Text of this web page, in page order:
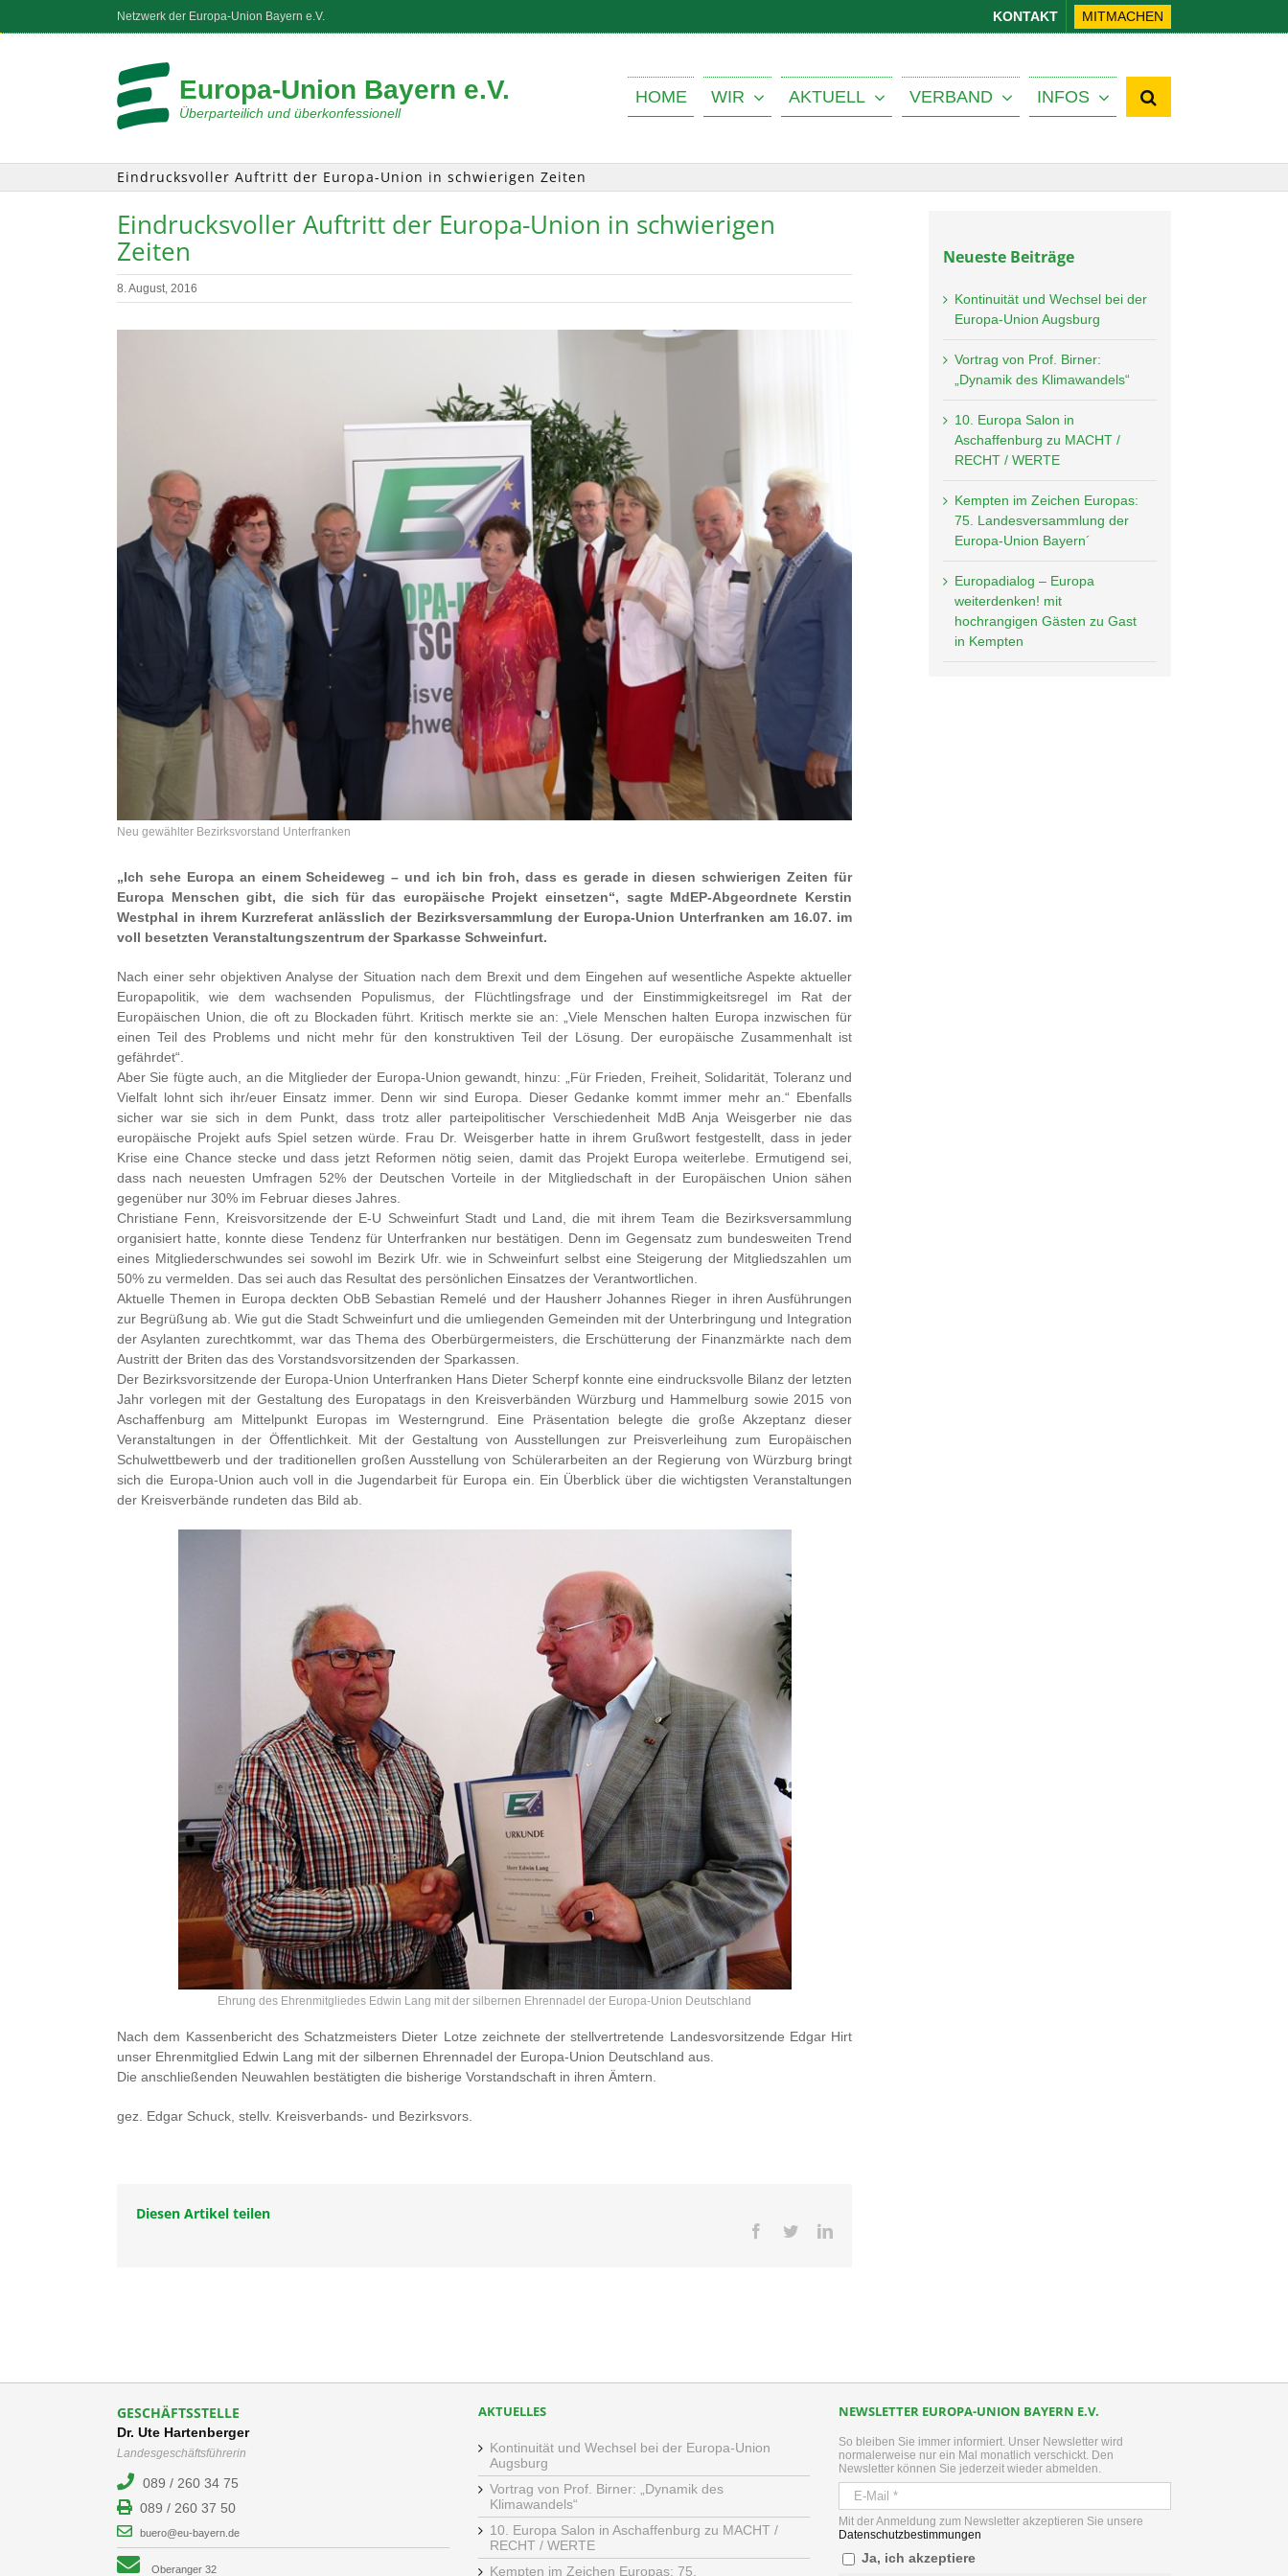
Netzwerk der Europa-Union Bayern e.V. KONTAKT MITMACHEN
Europa-Union Bayern e.V.
Überparteilich und überkonfessionell
HOME WIR AKTUELL VERBAND INFOS
Eindrucksvoller Auftritt der Europa-Union in schwierigen Zeiten
Eindrucksvoller Auftritt der Europa-Union in schwierigen
Zeiten
8. August, 2016
Neu gewählter Bezirksvorstand Unterfranken
„Ich sehe Europa an einem Scheideweg – und ich bin froh, dass es gerade in diesen schwierigen Zeiten für
Europa Menschen gibt, die sich für das europäische Projekt einsetzen“, sagte MdEP-Abgeordnete Kerstin
Westphal in ihrem Kurzreferat anlässlich der Bezirksversammlung der Europa-Union Unterfranken am 16.07. im
voll besetzten Veranstaltungszentrum der Sparkasse Schweinfurt.
Nach einer sehr objektiven Analyse der Situation nach dem Brexit und dem Eingehen auf wesentliche Aspekte aktueller
Europapolitik, wie dem wachsenden Populismus, der Flüchtlingsfrage und der Einstimmigkeitsregel im Rat der
Europäischen Union, die oft zu Blockaden führt. Kritisch merkte sie an: „Viele Menschen halten Europa inzwischen für
einen Teil des Problems und nicht mehr für den konstruktiven Teil der Lösung. Der europäische Zusammenhalt ist
gefährdet“.
Aber Sie fügte auch, an die Mitglieder der Europa-Union gewandt, hinzu: „Für Frieden, Freiheit, Solidarität, Toleranz und
Vielfalt lohnt sich ihr/euer Einsatz immer. Denn wir sind Europa. Dieser Gedanke kommt immer mehr an.“ Ebenfalls
sicher war sie sich in dem Punkt, dass trotz aller parteipolitischer Verschiedenheit MdB Anja Weisgerber nie das
europäische Projekt aufs Spiel setzen würde. Frau Dr. Weisgerber hatte in ihrem Grußwort festgestellt, dass in jeder
Krise eine Chance stecke und dass jetzt Reformen nötig seien, damit das Projekt Europa weiterlebe. Ermutigend sei,
dass nach neuesten Umfragen 52% der Deutschen Vorteile in der Mitgliedschaft in der Europäischen Union sähen
gegenüber nur 30% im Februar dieses Jahres.
Christiane Fenn, Kreisvorsitzende der E-U Schweinfurt Stadt und Land, die mit ihrem Team die Bezirksversammlung
organisiert hatte, konnte diese Tendenz für Unterfranken nur bestätigen. Denn im Gegensatz zum bundesweiten Trend
eines Mitgliederschwundes sei sowohl im Bezirk Ufr. wie in Schweinfurt selbst eine Steigerung der Mitgliedszahlen um
50% zu vermelden. Das sei auch das Resultat des persönlichen Einsatzes der Verantwortlichen.
Aktuelle Themen in Europa deckten ObB Sebastian Remelé und der Hausherr Johannes Rieger in ihren Ausführungen
zur Begrüßung ab. Wie gut die Stadt Schweinfurt und die umliegenden Gemeinden mit der Unterbringung und Integration
der Asylanten zurechtkommt, war das Thema des Oberbürgermeisters, die Erschütterung der Finanzmärkte nach dem
Austritt der Briten das des Vorstandsvorsitzenden der Sparkassen.
Der Bezirksvorsitzende der Europa-Union Unterfranken Hans Dieter Scherpf konnte eine eindrucksvolle Bilanz der letzten
Jahr vorlegen mit der Gestaltung des Europatags in den Kreisverbänden Würzburg und Hammelburg sowie 2015 von
Aschaffenburg am Mittelpunkt Europas im Westerngrund. Eine Präsentation belegte die große Akzeptanz dieser
Veranstaltungen in der Öffentlichkeit. Mit der Gestaltung von Ausstellungen zur Preisverleihung zum Europäischen
Schulwettbewerb und der traditionellen großen Ausstellung von Schülerarbeiten an der Regierung von Würzburg bringt
sich die Europa-Union auch voll in die Jugendarbeit für Europa ein. Ein Überblick über die wichtigsten Veranstaltungen
der Kreisverbände rundeten das Bild ab.
Ehrung des Ehrenmitgliedes Edwin Lang mit der silbernen Ehrennadel der Europa-Union Deutschland
Nach dem Kassenbericht des Schatzmeisters Dieter Lotze zeichnete der stellvertretende Landesvorsitzende Edgar Hirt
unser Ehrenmitglied Edwin Lang mit der silbernen Ehrennadel der Europa-Union Deutschland aus.
Die anschließenden Neuwahlen bestätigten die bisherige Vorstandschaft in ihren Ämtern.
gez. Edgar Schuck, stellv. Kreisverbands- und Bezirksvors.
Diesen Artikel teilen
Facebook
TwitterLinkedIn
Neueste Beiträge
Kontinuität und Wechsel bei der
Europa-Union Augsburg
Vortrag von Prof. Birner:
„Dynamik des Klimawandels“
10. Europa Salon in
Aschaffenburg zu MACHT /
RECHT / WERTE
Kempten im Zeichen Europas:
75. Landesversammlung der
Europa-Union Bayern´
Europadialog – Europa
weiterdenken! mit
hochrangigen Gästen zu Gast
in Kempten
GESCHÄFTSSTELLE
Dr. Ute Hartenberger
Landesgeschäftsführerin
089 / 260 34 75
089 / 260 37 50
buero@eu-bayern.de
Oberanger 32
AKTUELLES
Kontinuität und Wechsel bei der Europa-Union
Augsburg
Vortrag von Prof. Birner: „Dynamik des
Klimawandels“
10. Europa Salon in Aschaffenburg zu MACHT /
RECHT / WERTE
Kempten im Zeichen Europas: 75.
NEWSLETTER EUROPA-UNION BAYERN E.V.
So bleiben Sie immer informiert. Unser Newsletter wird
normalerweise nur ein Mal monatlich verschickt. Den
Newsletter können Sie jederzeit wieder abmelden.
Mit der Anmeldung zum Newsletter akzeptieren Sie unsere
Datenschutzbestimmungen
Ja, ich akzeptiere